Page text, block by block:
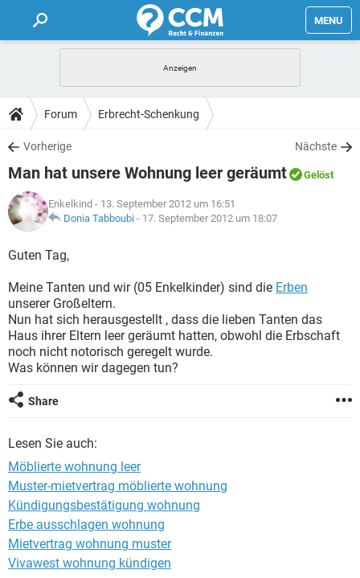
MENU
FORUM
TIPPS
Forum Erbrecht-Schenkung
Vorherige Nächste
Man hat unsere Wohnung leer geräumt Gelöst
Enkelkind - 13. September 2012 um 16:51
Donia Tabboubi - 17. September 2012 um 18:07
Guten Tag,
Meine Tanten und wir (05 Enkelkinder) sind die Erben
unserer Großeltern.
Nun hat sich herausgestellt , dass die lieben Tanten das
Haus ihrer Eltern leer geräumt hatten, obwohl die Erbschaft
noch nicht notorisch geregelt wurde.
Was können wir dagegen tun?
Share
Lesen Sie auch:
Möblierte wohnung leer
Muster-mietvertrag möblierte wohnung
Kündigungsbestätigung wohnung
Erbe ausschlagen wohnung
Mietvertrag wohnung muster
Vivawest wohnung kündigen